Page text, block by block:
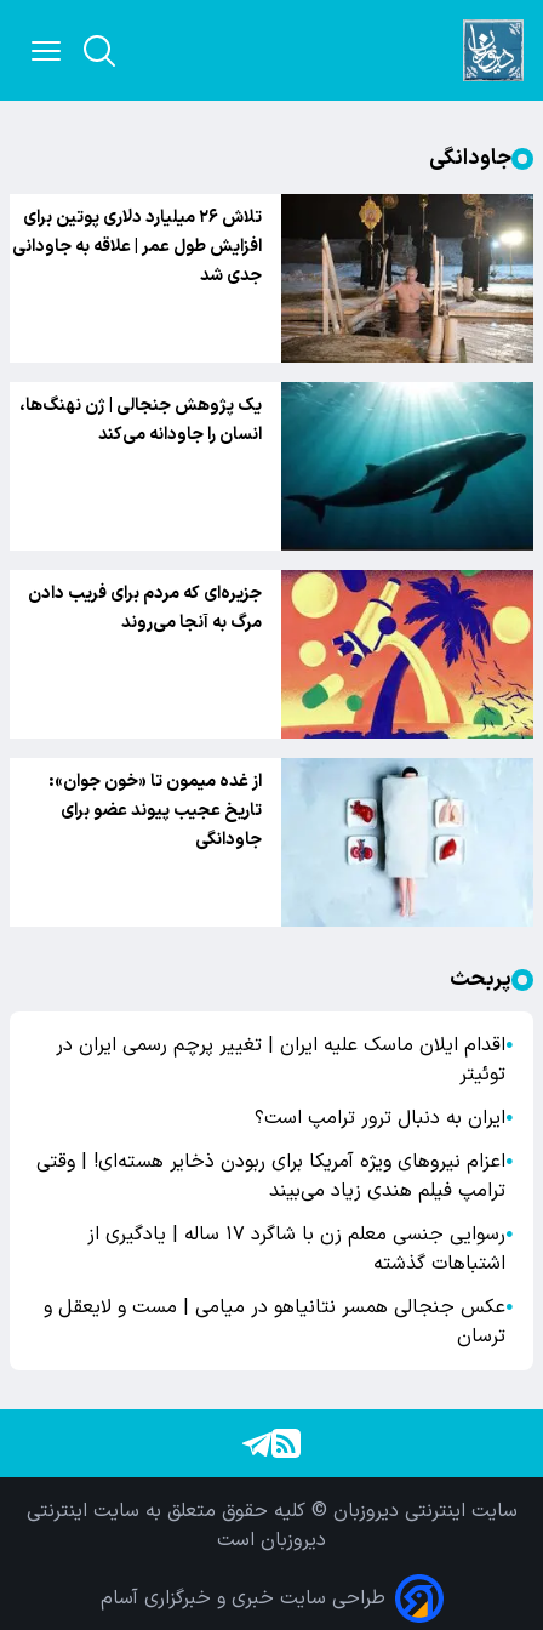
جاودانگی
تلاش ۲۶ میلیارد دلاری پوتین برای
افزایش طول عمر | علاقه به جاودانی
جدی شد
یک پژوهش جنجالی | ژن نهنگ‌ها،
انسان‌ را جاودانه می‌کند
جزیره‌ای که مردم برای فریب دادن
مرگ به آنجا می‌روند
از غده میمون تا «خون جوان»:
تاریخ عجیب پیوند عضو برای
جاودانگی
پربحث
●اقدام ایلان ماسک علیه ایران | تغییر پرچم رسمی ایران در
توئیتر
●ایران به دنبال ترور ترامپ است؟
●اعزام نیروهای ویژه آمریکا برای ربودن ذخایر هسته‌ای! | وقتی
ترامپ فیلم هندی زیاد می‌بیند
●
رسوایی جنسی معلم زن با شاگرد ۱۷ ساله | یادگیری از
اشتباهات گذشته
●عکس جنجالی همسر نتانیاهو در میامی | مست و لایعقل و
ترسان
سایت اینترنتی دیروزبان © کلیه حقوق متعلق به سایت اینترنتی
دیروزبان است
طراحی سایت خبری و خبرگزاری آسام